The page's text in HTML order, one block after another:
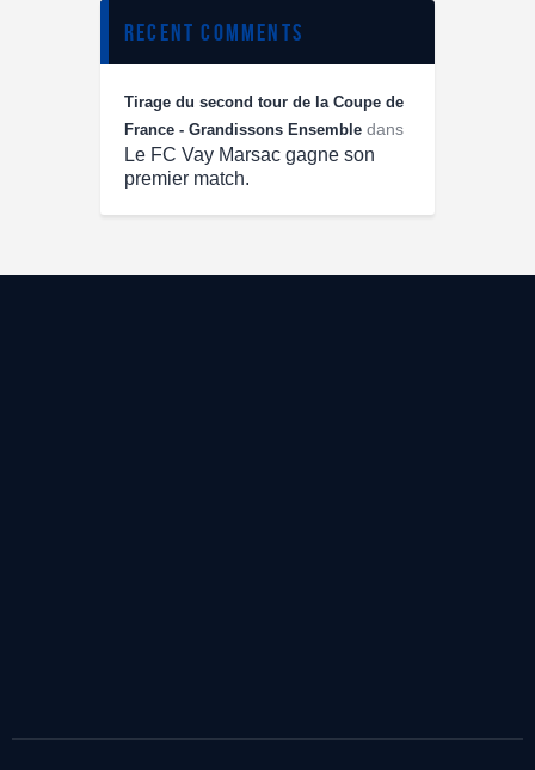
recent comments
Tirage du second tour de la Coupe de
France - Grandissons Ensemble dans
Le FC Vay Marsac gagne son
premier match.